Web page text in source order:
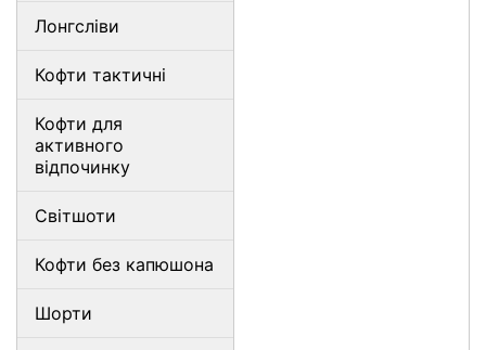
Лонгсліви
Кофти тактичні
Кофти для
активного
відпочинку
Світшоти
Кофти без капюшона
Шорти